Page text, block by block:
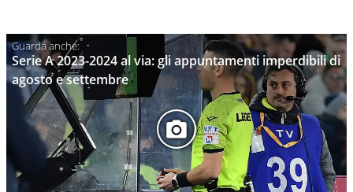
Serie A 2023-2024 al via: gli appuntamenti imperdibili di
agosto e settembre